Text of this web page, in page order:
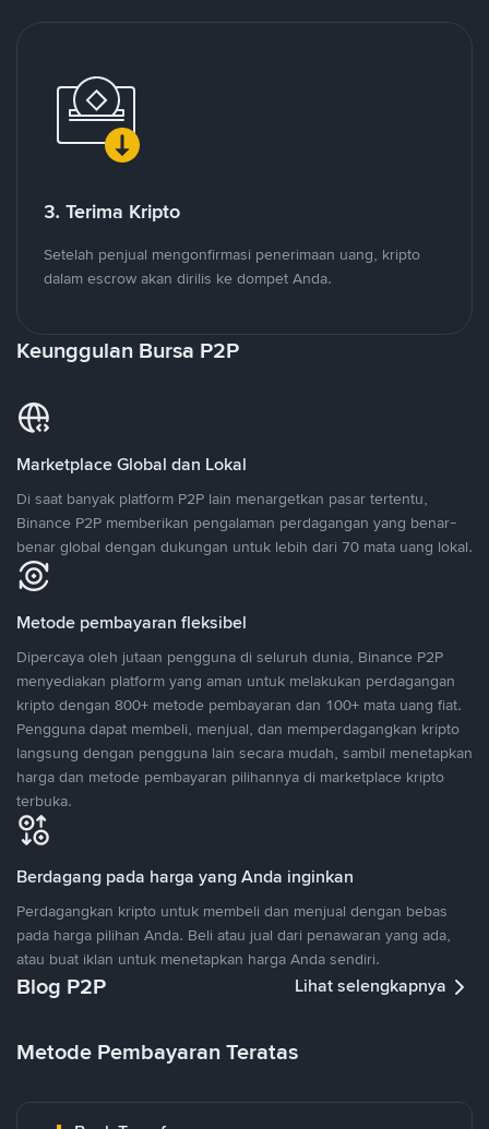
3. Terima Kripto
Setelah penjual mengonfirmasi penerimaan uang, kripto
dalam escrow akan dirilis ke dompet Anda.
Keunggulan Bursa P2P
Marketplace Global dan Lokal
Di saat banyak platform P2P lain menargetkan pasar tertentu,
Binance P2P memberikan pengalaman perdagangan yang benar-
benar global dengan dukungan untuk lebih dari 70 mata uang lokal.
Metode pembayaran fleksibel
Dipercaya oleh jutaan pengguna di seluruh dunia, Binance P2P
menyediakan platform yang aman untuk melakukan perdagangan
kripto dengan 800+ metode pembayaran dan 100+ mata uang fiat.
Pengguna dapat membeli, menjual, dan memperdagangkan kripto
langsung dengan pengguna lain secara mudah, sambil menetapkan
harga dan metode pembayaran pilihannya di marketplace kripto
terbuka.
Berdagang pada harga yang Anda inginkan
Perdagangkan kripto untuk membeli dan menjual dengan bebas
pada harga pilihan Anda. Beli atau jual dari penawaran yang ada,
atau buat iklan untuk menetapkan harga Anda sendiri.
Blog P2P Lihat selengkapnya
Metode Pembayaran Teratas